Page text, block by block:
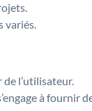
variés.
de l’utilisateur.
à fournir